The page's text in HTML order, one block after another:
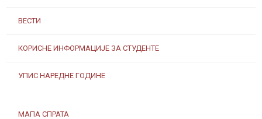
ВЕСТИ
КОРИСНЕ ИНФОРМАЦИЈЕ ЗА СТУДЕНТЕ
УПИС НАРЕДНЕ ГОДИНЕ
МАПА СПРАТА